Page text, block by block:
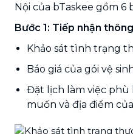
Nội của bTaskee gồm 6
Bước 1: Tiếp nhận
Khảo sát tình trạng
Báo giá của gói vệ
Đặt lịch làm việc phù
muốn và địa điểm